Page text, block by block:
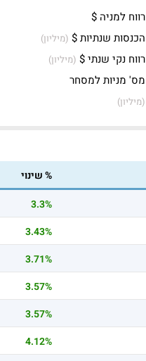
רווח למניה $
הכנסות שנתיות $ (מיליון)
רווח נקי שנתי $ (מיליון)
מס' מניות למסחר
(מיליון)
% שינוי
3.3%
3.43%
3.71%
3.57%
3.57%
4.12%